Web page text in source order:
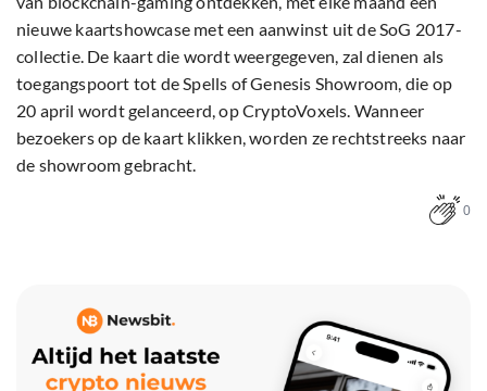
nieuwe kaartshowcase met een aanwinst uit de SoG 2017-
collectie. De kaart die wordt weergegeven, zal dienen als
toegangspoort tot de Spells of Genesis Showroom, die op
20 april wordt gelanceerd, op CryptoVoxels. Wanneer
bezoekers op de kaart klikken, worden ze rechtstreeks naar
de showroom gebracht.
0